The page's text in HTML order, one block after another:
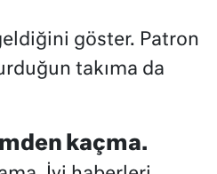
göster. Patron
takıma da
kaçma.